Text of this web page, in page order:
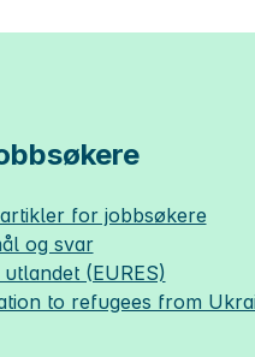
for jobbsøkere
og svar
(EURES)
to refugees from